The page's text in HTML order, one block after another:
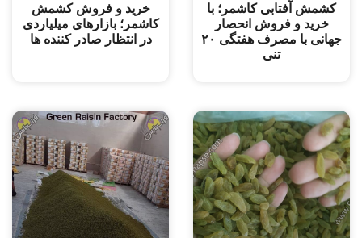
کشمش آفتابی کاشمر؛ با
خرید و فروش انحصار
جهانی با مصرف هفتگی ۲۰
تنی
خرید و ‌فروش کشمش
کاشمر؛ بازارهای میلیاردی
در انتظار صادر کننده ها